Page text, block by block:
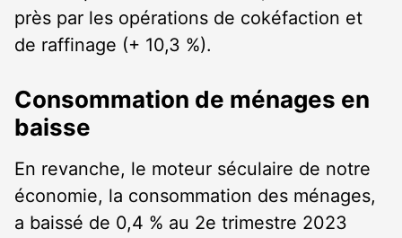
près par les opérations de cokéfaction et
de raffinage (+ 10,3 %).
Consommation de ménages en
baisse
En revanche, le moteur séculaire de notre
économie, la consommation des ménages,
a baissé de 0,4 % au 2e trimestre 2023